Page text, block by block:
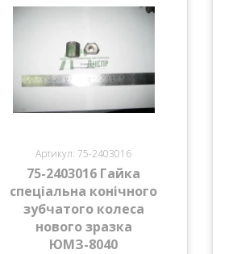
Артикул: 75-2403016
75-2403016 Гайка
спеціальна конічного
зубчатого колеса
нового зразка
ЮМЗ-8040